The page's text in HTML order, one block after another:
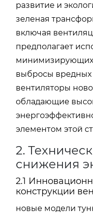
развитие и
зеленая
включая
предполагает
минимизирующих
выбросы вредных
вентиляторы
обладающие
элементом этой
2.
снижения
2.1
конструкции
новые модели